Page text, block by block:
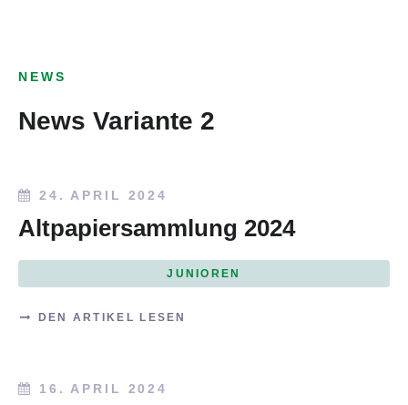
NEWS
News Variante 2
24. APRIL 2024
Altpapiersammlung 2024
JUNIOREN
DEN ARTIKEL LESEN
16. APRIL 2024